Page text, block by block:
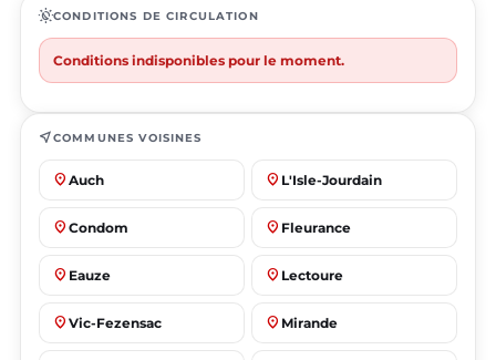
routineCONDITIONS DE CIRCULATION
Conditions indisponibles pour le moment.
near_meCOMMUNES VOISINES
place Auch place L'Isle-Jourdain
place Condom place Fleurance
place Eauze place Lectoure
place Vic-Fezensac place Mirande